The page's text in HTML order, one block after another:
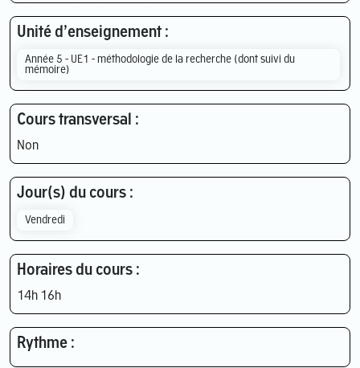
Unité d’enseignement :
Année 5 - UE1 - méthodologie de la recherche (dont suivi du
mémoire)
Cours transversal :
Non
Jour(s) du cours :
Vendredi
Horaires du cours :
14h 16h
Rythme :